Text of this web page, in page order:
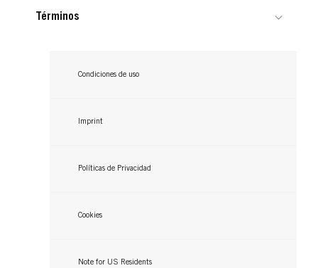
Términos
Condiciones de uso
Imprint
Políticas de Privacidad
Cookies
Note for US Residents